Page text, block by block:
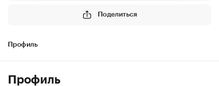
Поделиться
Профиль
Профиль